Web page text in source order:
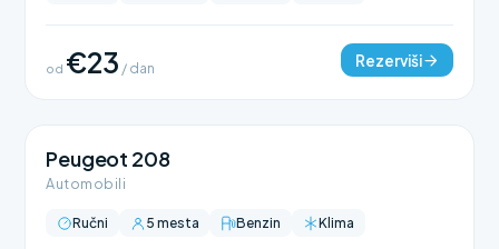
od €23 / dan Rezerviši
Peugeot 208
Automobili
Ručni 5 mesta Benzin Klima